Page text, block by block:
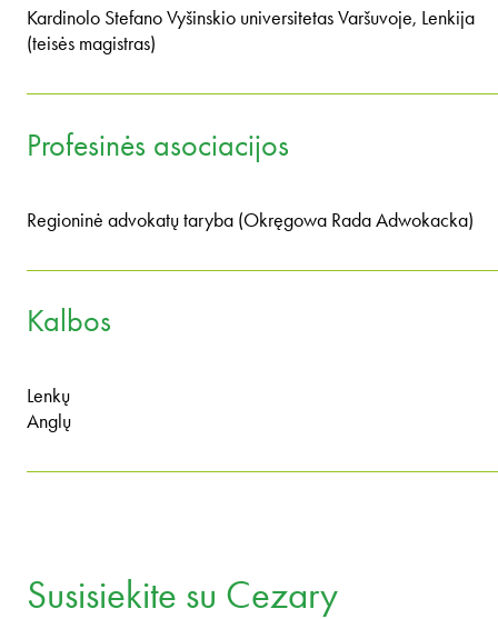
Kardinolo Stefano Vyšinskio universitetas Varšuvoje, Lenkija
(teisės magistras)
Profesinės asociacijos
Regioninė advokatų taryba (Okręgowa Rada Adwokacka)
Kalbos
Lenkų
Anglų
Susisiekite su Cezary